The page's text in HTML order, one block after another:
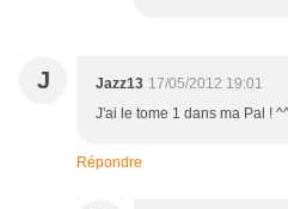
J Jazz13 17/05/2012 19:01
J'ai le tome 1 dans ma Pal !
Répondre